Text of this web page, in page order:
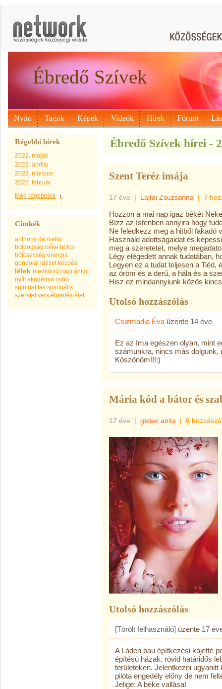
Ébredő Szívek
Nyitó Tagok Képek Videók Hírek Fórum
Régebbi hírek
2022. május
2022. április
2022. március
2022. február
Még régebbiek
Címkék
anthony de mello
boldogság béke bölcs
bölcsesség energia
gondolat idézet képzés
lélek meditáció napi áhitat.
nyílt akadémia osho
spiritualitás spirituális
szeretet vers ébredés élet
Ébredő Szívek hírei -
Szent Teréz imája
17 éve | Lajtai Zsuzsanna | 7
Hozzon a mai nap igaz békét
Bízz az Istenben annyira hogy
Ne feledkezz meg a hitből fakadó
Használd adottságaidat és
meg a szeretetet, melye
Légy elégedett annak tudatában,
Legyen ez a tudat teljesen a Tiéd,
az öröm és a derű, a hála és a
Hisz ez mindannyiunk közös
Utolsó hozzászólás
Csizmadia Éva üzente 14 éve
Ez az Ima egészen olyan, mint
számunkra, nincs más dolgunk,
Köszönöm!!!:)
Mária kód a bátor és
17 éve | gelsei anita | 6
Utolsó hozzászólás
[Törölt felhasználó] üzente 17
A Láden bau építkezési kájefté
építésü házak, rövid határidős
területeken. Jelentkezni ugyanitt
pilóta engedély előny de nem
Jelige: A béke vallása!